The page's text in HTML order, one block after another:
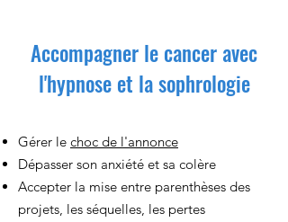
Accompagner le cancer avec
l'hypnose et la sophrologie
Gérer le choc de l'annonce
Dépasser son anxiété et sa colère
Accepter la mise entre parenthèses des
projets, les séquelles, les pertes